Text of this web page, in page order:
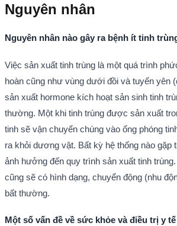
Nguyên nhân
Nguyên nhân nào gây ra bệnh ít tinh
Việc sản xuất tinh trùng là một quá trình
hoàn cũng như vùng dưới đồi và tuyến yên
sản xuất hormone kích hoạt sản sinh tinh
thường. Một khi tinh trùng được sản xuất
tinh sẽ vận chuyển chúng vào ống phóng
ra khỏi dương vật. Bất kỳ hệ thống nào gặp
ảnh hưởng đến quy trình sản xuất tinh
cũng sẽ có hình dạng, chuyển động (nhu
bất thường.
Một số vấn đề về sức khỏe và điều trị y